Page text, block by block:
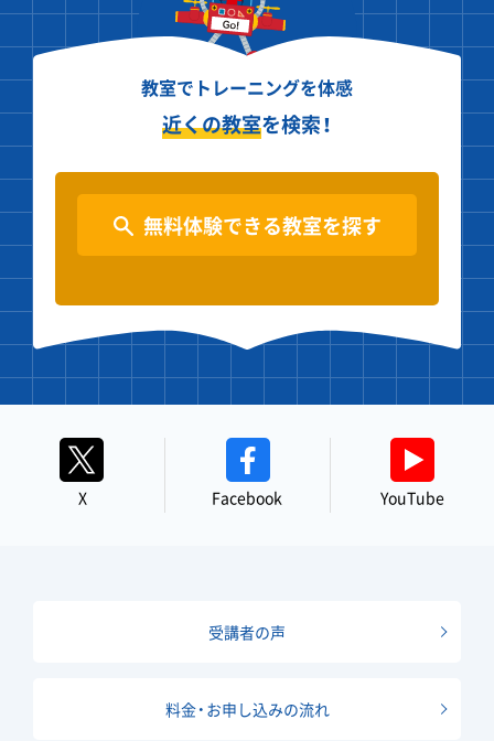
教室でトレーニングを体感
近くの教室を検索！
無料体験できる教室を探す
X Facebook YouTube
受講者の声
料金・お申し込みの流れ